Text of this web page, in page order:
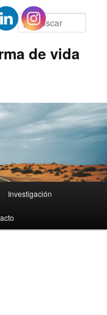
de vida
Investigación